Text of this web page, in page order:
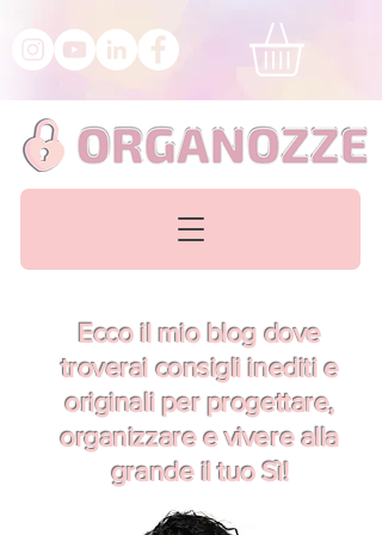
Ecco il mio blog dove
troverai consigli inediti e
originali per progettare,
organizzare e vivere alla
grande il tuo Sì!